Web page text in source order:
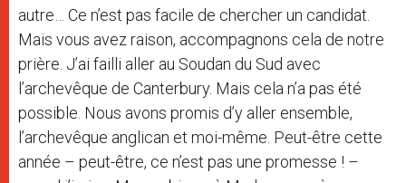
autre… Ce n’est pas facile de chercher un candidat.
Mais vous avez raison, accompagnons cela de notre
prière. J’ai failli aller au Soudan du Sud avec
l’archevêque de Canterbury. Mais cela n’a pas été
possible. Nous avons promis d’y aller ensemble,
l’archevêque anglican et moi-même. Peut-être cette
année – peut-être, ce n’est pas une promesse ! –